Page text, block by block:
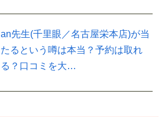
an先生(千里眼／名古屋栄本店)が当
たるという噂は本当？予約は取れ
る？口コミを大…